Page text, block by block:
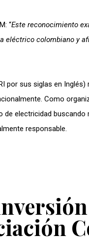
“Este reconocimiento
colombiano y
por sus siglas en
Como
electricidad buscando
responsable.